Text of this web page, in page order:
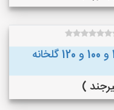
جت فن هواکش هوا کش 140 و 100 و 120 گلخانه